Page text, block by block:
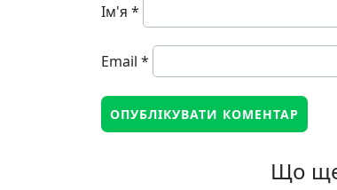
Ім'я *
Email *
Що ще